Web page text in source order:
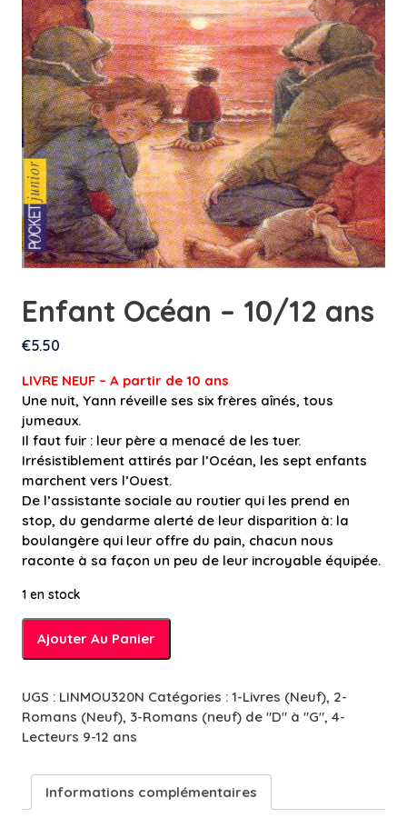
Enfant Océan – 10/12 ans
€5.50
LIVRE NEUF – A partir de 10 ans
Une nuit, Yann réveille ses six frères aînés, tous
jumeaux.
Il faut fuir : leur père a menacé de les tuer.
Irrésistiblement attirés par l’Océan, les sept enfants
marchent vers l’Ouest.
De l’assistante sociale au routier qui les prend en
stop, du gendarme alerté de leur disparition à: la
boulangère qui leur offre du pain, chacun nous
raconte à sa façon un peu de leur incroyable équipée.
1 en stock
quantité
de
-
10/12
ans
Ajouter Au Panier
UGS : LINMOU320N Catégories : 1-Livres (Neuf), 2-
Romans (Neuf), 3-Romans (neuf) de "D" à "G", 4-
Lecteurs 9-12 ans
Informations complémentaires